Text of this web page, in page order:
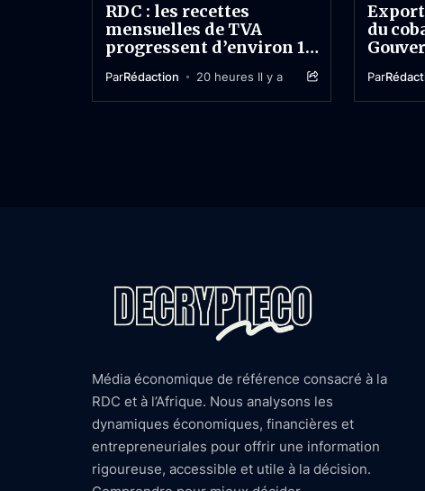
RDC : les recettes
mensuelles de TVA
progressent d’environ 19
ParRédaction 20 heures Il y a
du
non
Par
Média économique de référence consacré à la
RDC et à l’Afrique. Nous analysons les
dynamiques économiques, financières et
entrepreneuriales pour offrir une information
rigoureuse, accessible et utile à la décision.